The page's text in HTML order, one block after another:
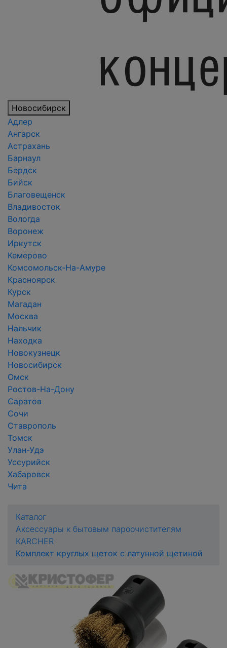
Новосибирск
Адлер
Ангарск
Астрахань
Барнаул
Бердск
Бийск
Благовещенск
Владивосток
Вологда
Воронеж
Иркутск
Кемерово
Комсомольск-На-Амуре
Красноярск
Курск
Магадан
Москва
Нальчик
Находка
Новокузнецк
Новосибирск
Омск
Ростов-На-Дону
Саратов
Сочи
Ставрополь
Томск
Улан-Удэ
Уссурийск
Хабаровск
Чита
Каталог
Аксессуары к бытовым пароочистителям
KARCHER
Комплект круглых щеток с латунной щетиной